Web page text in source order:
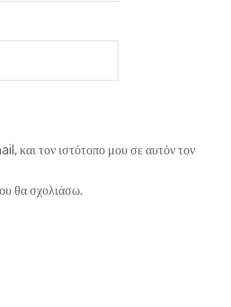
και τον ιστότοπο μου σε αυτόν τον
θα σχολιάσω.